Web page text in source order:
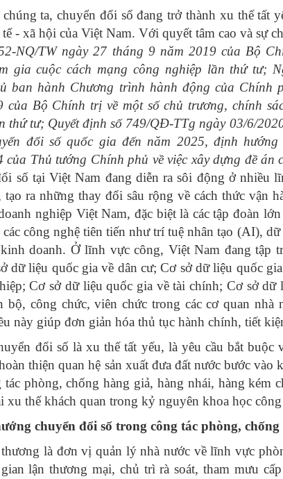
ta, chuyển đổi số đang trở thành xu thế tất
- xã hội của Việt Nam. Với quyết tâm cao và sự
NQ/TW ngày 27 tháng 9 năm 2019 của Bộ
gia cuộc cách mạng công nghiệp lần thứ tư;
ban hành Chương trình hành động của Chính
của Bộ Chính trị về một số chủ trương, chính
thứ tư; Quyết định số 749/QĐ-TTg ngày 03/6/
đổi số quốc gia đến năm 2025, định
của Thủ tướng Chính phủ về việc xây dựng đề
số tại Việt Nam đang diễn ra sôi động ở nhiều
tạo ra những thay đổi sâu rộng về cách thức vận
nghiệp Việt Nam, đặc biệt là các tập đoàn
công nghệ tiên tiến như trí tuệ nhân tạo (AI),
doanh. Ở lĩnh vực công, Việt Nam đang tập
dữ liệu quốc gia về dân cư; Cơ sở dữ liệu quốc
Cơ sở dữ liệu quốc gia về tài chính; Cơ sở
bộ, công chức, viên chức trong các cơ quan
này giúp đơn giản hóa thủ tục hành chính, tiết
đổi số là xu thế tất yếu, là yêu cầu bắt
thiện quan hệ sản xuất đưa đất nước bước
tác phòng, chống hàng giả, hàng nhái, hàng kém
xu thế khách quan trong kỷ nguyên khoa học
chuyển đổi số trong công tác phòng,
là đơn vị quản lý nhà nước về lĩnh vực
lận thương mại, chủ trì rà soát, tham mưu